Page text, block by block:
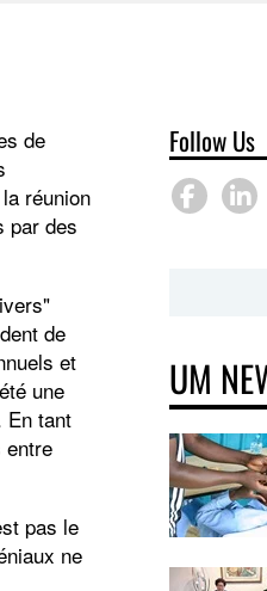
de
réunion
par des
de
et
une
En tant
entre
pas le
ne
Follow Us
UM